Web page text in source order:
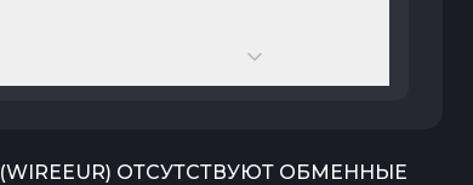
(WIREEUR) ОТСУТСТВУЮТ ОБМЕННЫЕ